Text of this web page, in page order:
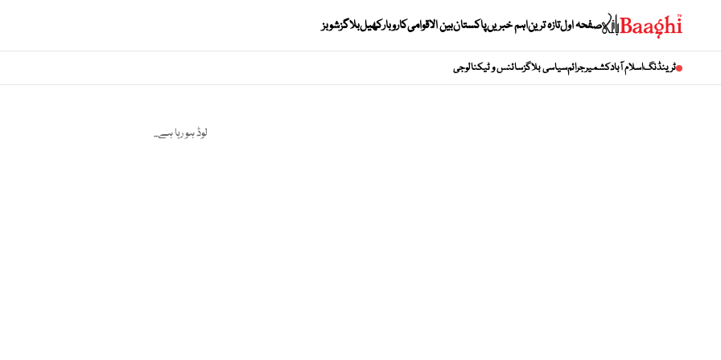
صفحہ اولتازہ تریناہم خبریںپاکستانبین الاقوامیکاروبارکھیلبلاگزشوبز
ٹرینڈنگاسلام آبادکشمیرجرائمسیاسی بلاگزسائنس و ٹیکنالوجی
لوڈ ہو رہا ہے...